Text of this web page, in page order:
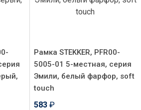
Рамка STEKKER, PFR00-
5005-01 5-местная, серия
Эмили, белый фарфор, soft
touch
583 ₽